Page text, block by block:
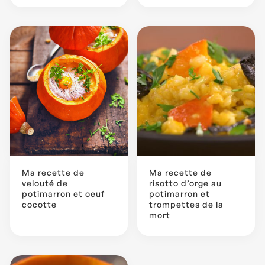
Ma recette de
velouté de
potimarron et oeuf
cocotte
Ma recette de
risotto d’orge au
potimarron et
trompettes de la
mort